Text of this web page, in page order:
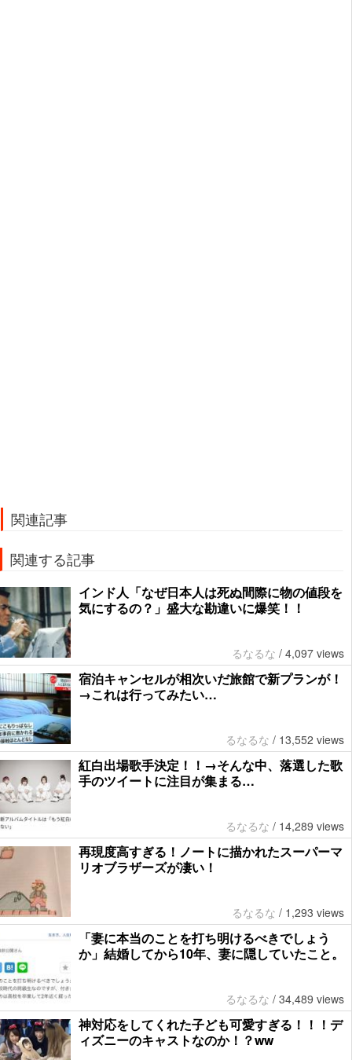
関連記事
関連する記事
インド人「なぜ日本人は死ぬ間際に物の値段を
気にするの？」盛大な勘違いに爆笑！！
るなるな / 4,097 views
宿泊キャンセルが相次いだ旅館で新プランが！
→これは行ってみたい…
るなるな / 13,552 views
紅白出場歌手決定！！→そんな中、落選した歌
手のツイートに注目が集まる…
るなるな / 14,289 views
再現度高すぎる！ノートに描かれたスーパーマ
リオブラザーズが凄い！
るなるな / 1,293 views
「妻に本当のことを打ち明けるべきでしょう
か」結婚してから10年、妻に隠していたこと。
るなるな / 34,489 views
神対応をしてくれた子ども可愛すぎる！！！デ
ィズニーのキャストなのか！？ww